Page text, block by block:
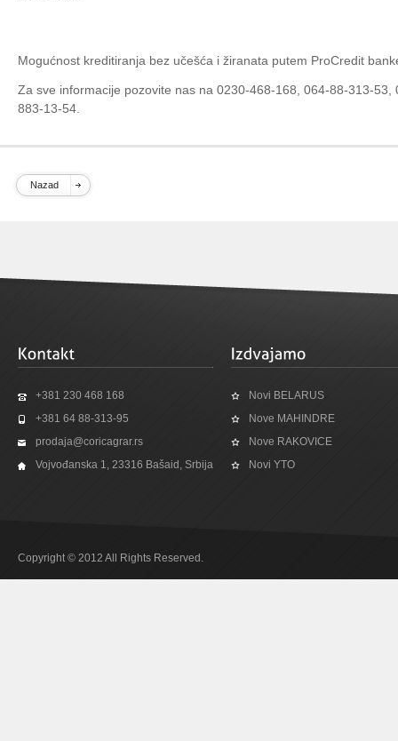
Mogućnost kreditiranja bez učešća i žiranata putem ProCredit
Za sve informacije pozovite nas na 0230-468-168, 064-88-313-
883-13-54.
Nazad
+381 230 468 168
+381 64 88-313-95
prodaja@coricagrar.rs
Vojvođanska 1, 23316 Bašaid, Srbija
Novi BELARUS
Nove MAHINDRE
Nove RAKOVICE
Novi YTO
Copyright © 2012 All Rights Reserved.